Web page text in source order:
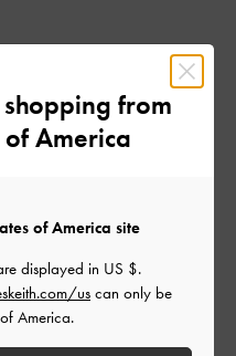
ー系
った
公
2024-02-19
from
America
of America site
displayed in US $.
uscan only be
America.